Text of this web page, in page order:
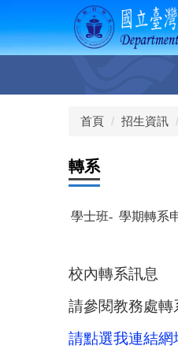
主
容
首頁 招生資訊
轉系
學士班- 學期轉系
校內轉系訊息
請參閱教務處轉
請點選我連結網